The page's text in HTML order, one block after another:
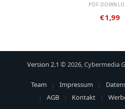
PDF-
€1,99
Version 2.1 © 2026, Cybermedia
Team Impressum
AGB
Kontakt